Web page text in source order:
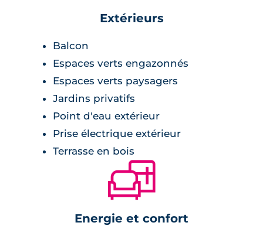
Extérieurs
Balcon
Espaces verts engazonnés
Espaces verts paysagers
Jardins privatifs
Point d'eau extérieur
Prise électrique extérieur
Terrasse en bois
🛋
Energie et confort